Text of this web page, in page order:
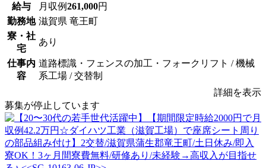
給与 月収例261,000円
勤務地 滋賀県 竜王町
寮・社
宅
あり
仕事内
容
道路標識・フェンスの加工・フォークリフト / 機械
系工場 / 交替制
詳細を表示
募集が停止しています